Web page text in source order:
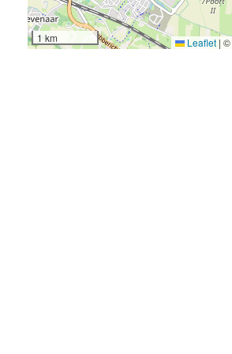
1 km Leaflet | ©